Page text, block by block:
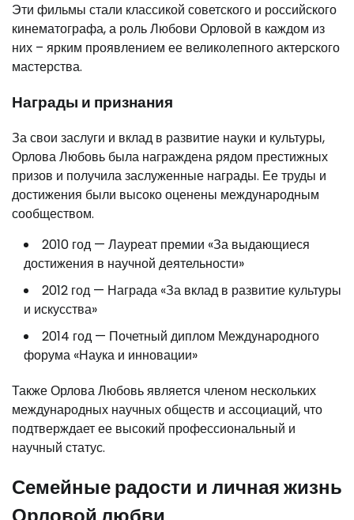
Эти фильмы стали классикой советского и российского
кинематографа, а роль Любови Орловой в каждом из
них – ярким проявлением ее великолепного актерского
мастерства.
Награды и признания
За свои заслуги и вклад в развитие науки и культуры,
Орлова Любовь была награждена рядом престижных
призов и получила заслуженные награды. Ее труды и
достижения были высоко оценены международным
сообществом.
2010 год — Лауреат премии «За выдающиеся
достижения в научной деятельности»
2012 год — Награда «За вклад в развитие культуры
и искусства»
2014 год — Почетный диплом Международного
форума «Наука и инновации»
Также Орлова Любовь является членом нескольких
международных научных обществ и ассоциаций, что
подтверждает ее высокий профессиональный и
научный статус.
Семейные радости и личная жизнь